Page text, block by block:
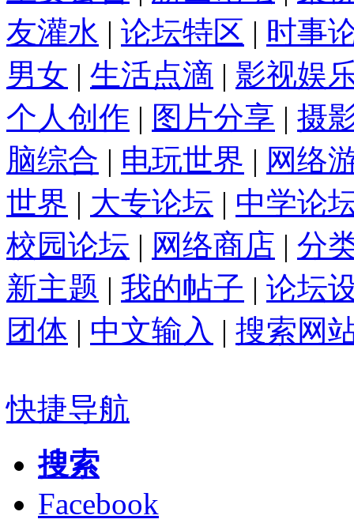
友灌水 | 论坛特区 | 时事
男女 | 生活点滴 | 影视娱
个人创作 | 图片分享 | 摄
脑综合 | 电玩世界 | 网络
世界 | 大专论坛 | 中学论
校园论坛 | 网络商店 | 分
新主题 | 我的帖子 | 论坛
团体 | 中文输入 | 搜索网
快捷导航
搜索
Facebook